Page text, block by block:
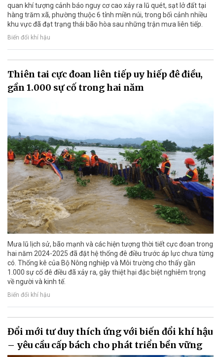
quan khí tượng cảnh báo nguy cơ cao xảy ra lũ quét, sạt lở đất tại
hàng trăm xã, phường thuộc 6 tỉnh miền núi, trong bối cảnh nhiều
khu vực đã đạt trạng thái bão hòa sau những trận mưa liên tiếp.
Biến đổi khí hậu
Thiên tai cực đoan liên tiếp uy hiếp đê điều,
gần 1.000 sự cố trong hai năm
Mưa lũ lịch sử, bão mạnh và các hiện tượng thời tiết cực đoan trong
hai năm 2024-2025 đã đặt hệ thống đê điều trước áp lực chưa từng
có. Thống kê của Bộ Nông nghiệp và Môi trường cho thấy gần
1.000 sự cố đê điều đã xảy ra, gây thiệt hại đặc biệt nghiêm trọng
về người và kinh tế.
Biến đổi khí hậu
Đổi mới tư duy thích ứng với biến đổi khí hậu
– yêu cầu cấp bách cho phát triển bền vững